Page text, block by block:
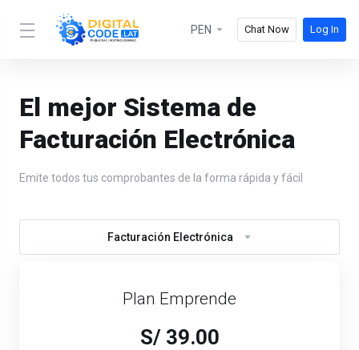
PEN Chat Now Log In
El mejor Sistema de
Facturación Electrónica
Emite todos tus comprobantes de la forma rápida y fácil
Facturación Electrónica
Plan Emprende
S/ 39.00